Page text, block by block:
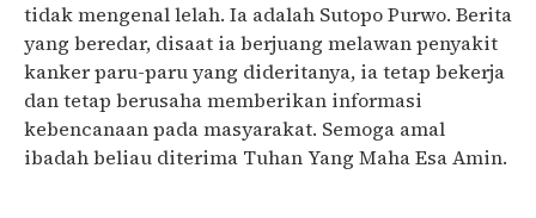
tidak mengenal lelah. Ia adalah Sutopo Purwo. Berita
yang beredar, disaat ia berjuang melawan penyakit
kanker paru-paru yang dideritanya, ia tetap bekerja
dan tetap berusaha memberikan informasi
kebencanaan pada masyarakat. Semoga amal
ibadah beliau diterima Tuhan Yang Maha Esa Amin.